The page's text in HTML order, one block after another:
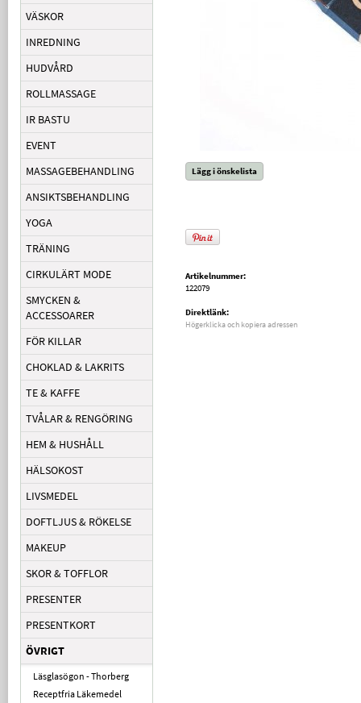
VÄSKOR
INREDNING
HUDVÅRD
ROLLMASSAGE
IR BASTU
EVENT
MASSAGEBEHANDLING
ANSIKTSBEHANDLING
YOGA
TRÄNING
CIRKULÄRT MODE
SMYCKEN &
ACCESSOARER
FÖR KILLAR
CHOKLAD & LAKRITS
TE & KAFFE
TVÅLAR & RENGÖRING
HEM & HUSHÅLL
HÄLSOKOST
LIVSMEDEL
DOFTLJUS & RÖKELSE
MAKEUP
SKOR & TOFFLOR
PRESENTER
PRESENTKORT
ÖVRIGT
Läsglasögon - Thorberg
Receptfria Läkemedel
Lägg i önskelista
Artikelnummer:
122079
Direktlänk:
Högerklicka och kopiera adressen